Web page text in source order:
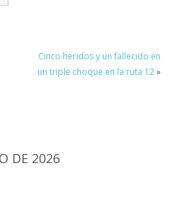
Cinco heridos y un fallecido en
un triple choque en la ruta 12»
DE 2026